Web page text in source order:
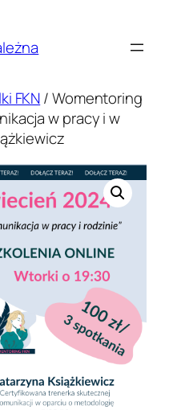
FKN/ Womentoring
w pracy i w